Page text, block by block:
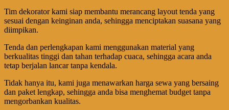
Tim dekorator kami siap membantu merancang layout tenda yang
sesuai dengan keinginan anda, sehingga menciptakan suasana yang
diimpikan.
Tenda dan perlengkapan kami menggunakan material yang
berkualitas tinggi dan tahan terhadap cuaca, sehingga acara anda
tetap berjalan lancar tanpa kendala.
Tidak hanya itu, kami juga menawarkan harga sewa yang bersaing
dan paket lengkap, sehingga anda bisa menghemat budget tanpa
mengorbankan kualitas.